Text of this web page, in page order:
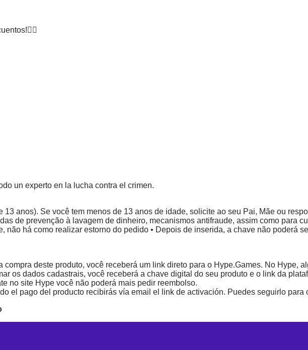
un experto en la lucha contra el crimen.
anos). Se você tem menos de 13 anos de idade, solicite ao seu Pai, Mãe ou
de prevenção à lavagem de dinheiro, mecanismos antifraude, assim como para
não há como realizar estorno do pedido • Depois de inserida, a chave não poderá
deste produto, você receberá um link direto para o Hype.Games. No Hype,
os dados cadastrais, você receberá a chave digital do seu produto e o link da
no site Hype você não poderá mais pedir reembolso.
el pago del producto recibirás vía email el link de activación. Puedes seguirlo para